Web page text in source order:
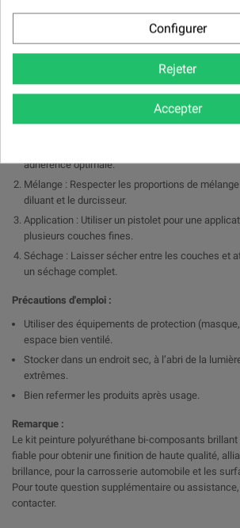
une finition esthétique et résistante.
Industrie : Convient pour les équipements et
protection durable et une finition soignée.
Réparations et rénovations : Parfait pour les
reconditionnement de pièces métalliques.
Conseils d'utilisation :
adhérence optimale.
Mélange : Respecter les proportions de
diluant et le durcisseur.
Application : Utiliser un pistolet pour une
plusieurs couches fines.
Séchage : Laisser sécher entre les couches et
un séchage complet.
Précautions d'emploi :
Utiliser des équipements de protection
espace bien ventilé.
Stocker dans un endroit sec, à l’abri de la
extrêmes.
Bien refermer les produits après usage.
Remarque :
Le kit peinture polyuréthane bi-composants
fiable pour obtenir une finition de haute qualité,
brillance, pour la carrosserie automobile et les
Pour toute question supplémentaire ou
contacter.
Configurer
Rejeter
Accepter